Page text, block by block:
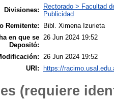
Divisiones:
Rectorado > Facultad
Publicidad
Remitente:
Bibl. Ximena Izurieta
en que se
Depositó:
26 Jun 2024 19:52
26 Jun 2024 19:52
URI:
https://
(requiere